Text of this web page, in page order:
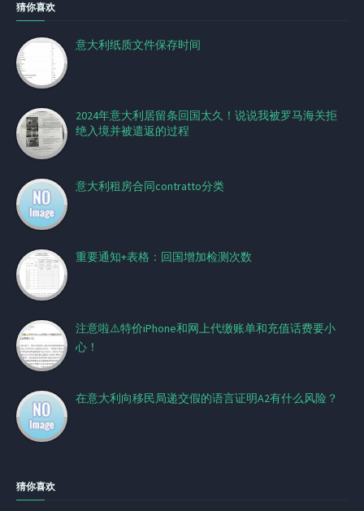
猜你喜欢
意大利纸质文件保存时间
2024年意大利居留条回国太久！说说我被罗马海关拒
绝入境并被遣返的过程
意大利租房合同contratto分类
重要通知+表格：回国增加检测次数
注意啦⚠️特价iPhone和网上代缴账单和充值话费要小
心！
在意大利向移民局递交假的语言证明A2有什么风险？
猜你喜欢